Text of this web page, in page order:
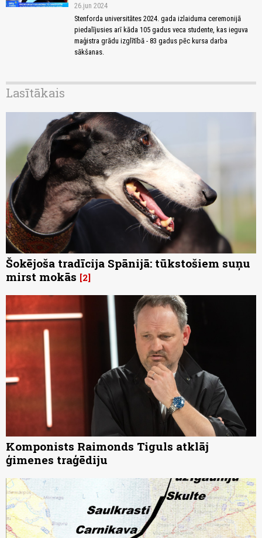
26.jun 2024
Stenforda universitātes 2024. gada izlaiduma ceremonijā
piedalījusies arī kāda 105 gadus veca studente, kas ieguva
maģistra grādu izglītībā - 83 gadus pēc kursa darba
sākšanas.
Lasītākais
Šokējoša tradīcija Spānijā: tūkstošiem suņu
mirst mokās 2
Komponists Raimonds Tiguls atklāj
ģimenes traģēdiju